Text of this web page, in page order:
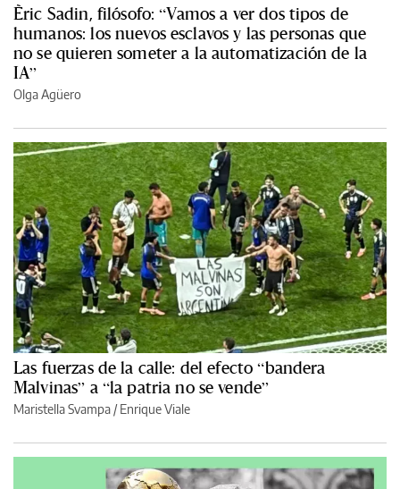
Èric Sadin, filósofo: “Vamos a ver dos tipos de
humanos: los nuevos esclavos y las personas que
no se quieren someter a la automatización de la
IA”
Olga Agüero
Las fuerzas de la calle: del efecto “bandera
Malvinas” a “la patria no se vende”
Maristella Svampa /Enrique Viale